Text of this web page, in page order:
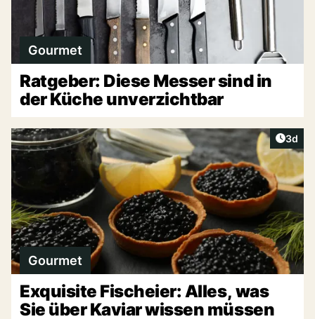
Gourmet
Ratgeber: Diese Messer sind in
der Küche unverzichtbar
3d
Gourmet
Exquisite Fischeier: Alles, was
Sie über Kaviar wissen müssen